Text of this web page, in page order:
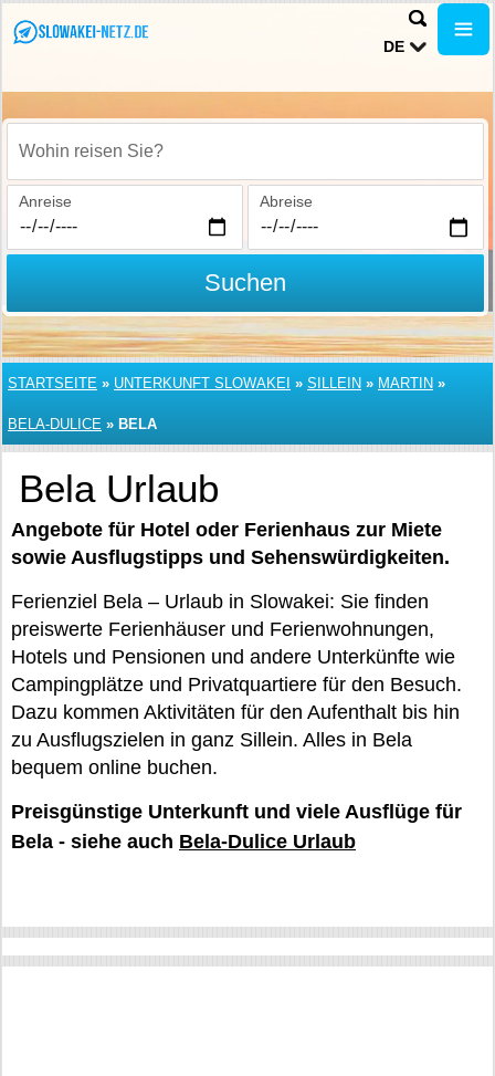
DE
Wohin reisen Sie?
Anreise Abreise
Suchen
STARTSEITE » UNTERKUNFT SLOWAKEI » SILLEIN » MARTIN »
BELA-DULICE » BELA
Bela Urlaub
Angebote für Hotel oder Ferienhaus zur Miete
sowie Ausflugstipps und Sehenswürdigkeiten.
Ferienziel Bela – Urlaub in Slowakei: Sie finden
preiswerte Ferienhäuser und Ferienwohnungen,
Hotels und Pensionen und andere Unterkünfte wie
Campingplätze und Privatquartiere für den Besuch.
Dazu kommen Aktivitäten für den Aufenthalt bis hin
zu Ausflugszielen in ganz Sillein. Alles in Bela
bequem online buchen.
Preisgünstige Unterkunft und viele Ausflüge für
Bela - siehe auch Bela-Dulice Urlaub